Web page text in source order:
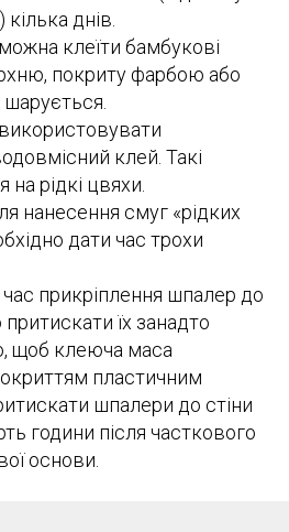
днів.
клеїти бамбукові
покриту фарбою або
клей. Такі
рідкі цвяхи.
нанесення смуг «рідких
дати час трохи
час прикріплення шпалер до
притискати їх занадто
щоб клеюча маса
пластичним
шпалери до стіни
години після часткового
основи.